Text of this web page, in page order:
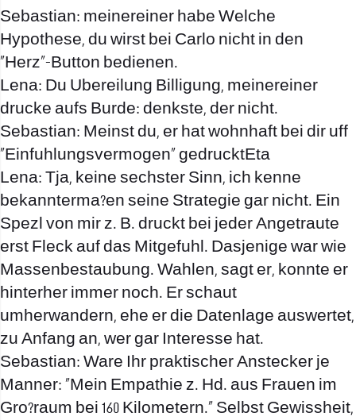
Sebastian: meinereiner habe Welche
Hypothese, du wirst bei Carlo nicht in den
„Herz“-Button bedienen.
Lena: Du Ubereilung Billigung, meinereiner
drucke aufs Burde: denkste, der nicht.
Sebastian: Meinst du, er hat wohnhaft bei dir uff
„Einfuhlungsvermogen“ gedrucktEta
Lena: Tja, keine sechster Sinn, ich kenne
bekannterma?en seine Strategie gar nicht. Ein
Spezl von mir z. B. druckt bei jeder Angetraute
erst Fleck auf das Mitgefuhl. Dasjenige war wie
Massenbestaubung. Wahlen, sagt er, konnte er
hinterher immer noch. Er schaut
umherwandern, ehe er die Datenlage auswertet,
zu Anfang an, wer gar Interesse hat.
Sebastian: Ware Ihr praktischer Anstecker je
Manner: „Mein Empathie z. Hd. aus Frauen im
Gro?raum bei 160 Kilometern.“ Selbst Gewissheit,